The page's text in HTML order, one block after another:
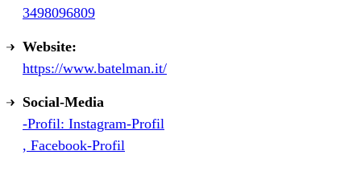
3498096809
Website:
https://www.batelman.it/
Social-Media
-Profil: Instagram-Profil
, Facebook-Profil